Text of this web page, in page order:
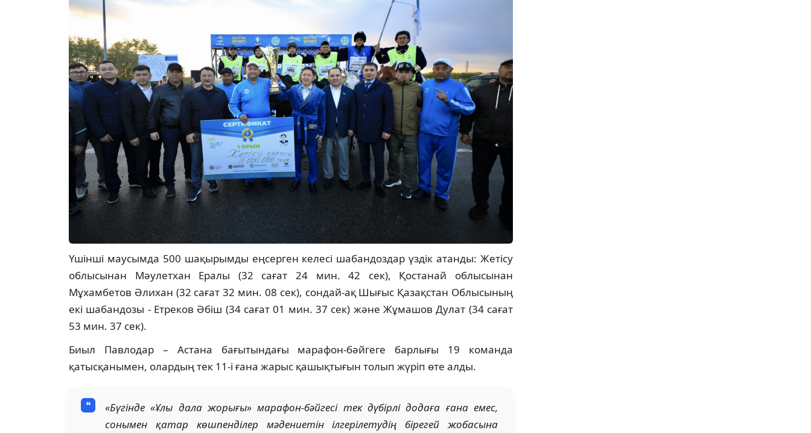
Үшінші маусымда 500 шақырымды еңсерген келесі шабандоздар үздік атанды: Жетісу
облысынан Мәулетхан Ералы (32 сағат 24 мин. 42 сек), Қостанай облысынан
Мұхамбетов Әлихан (32 сағат 32 мин. 08 сек), сондай-ақ Шығыс Қазақстан Облысының
екі шабандозы - Етреков Әбіш (34 сағат 01 мин. 37 сек) және Жұмашов Дулат (34 сағат
53 мин. 37 сек).
Биыл Павлодар – Астана бағытындағы марафон-бәйгеге барлығы 19 команда
қатысқанымен, олардың тек 11-і ғана жарыс қашықтығын толып жүріп өте алды.
«Бүгінде «Ұлы дала жорығы» марафон-бәйгесі тек дүбірлі додаға ғана емес,
сонымен қатар көшпенділер мәдениетін ілгерілетудің бірегей жобасына